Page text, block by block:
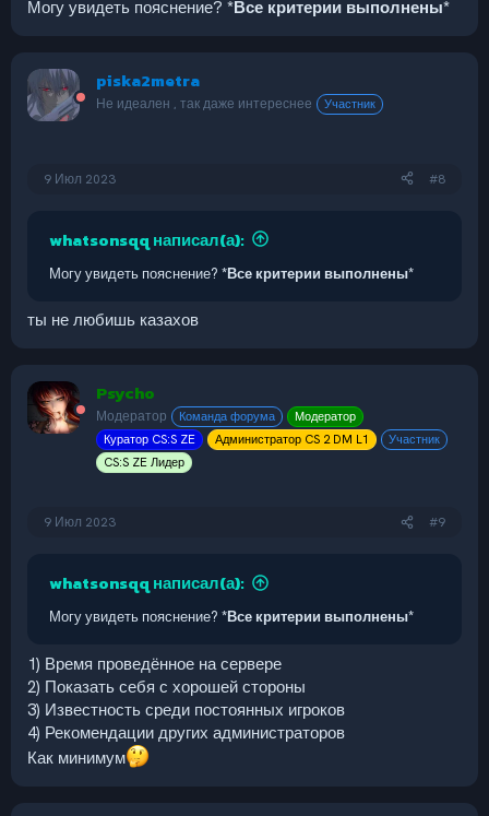
Могу увидеть пояснение? *Все критерии выполнены*
piska2metra
Не идеален , так даже интереснее Участник
9 Июл 2023 #8
whatsonsqq написал(а):
Могу увидеть пояснение? *Все критерии выполнены*
ты не любишь казахов
Psycho
Модератор Команда форума
Модератор
Куратор CS:S ZE
Администратор CS 2 DM L1
Участник
CS:S ZE Лидер
9 Июл 2023 #9
whatsonsqq написал(а):
Могу увидеть пояснение? *Все критерии выполнены*
1) Время проведённое на сервере
2) Показать себя с хорошей стороны
3) Известность среди постоянных игроков
4) Рекомендации других администраторов
Как минимум